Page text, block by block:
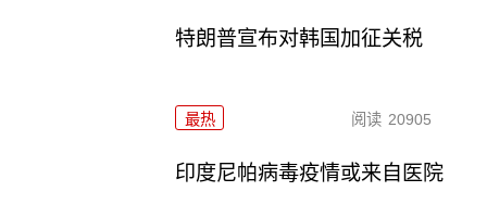
特朗普宣布对韩国加征关税
最热 阅读 20905
印度尼帕病毒疫情或来自医院